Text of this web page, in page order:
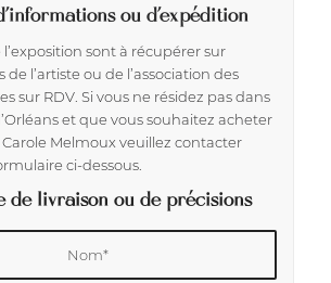
ou d’expédition
sont à récupérer sur
de l’artiste ou de l’association des
sur RDV. Si vous ne résidez pas dans
et que vous souhaitez acheter
Melmoux veuillez contacter
ci-dessous.
de livraison ou de précisions